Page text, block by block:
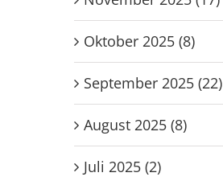
Oktober 2025 (8)
September 2025 (22)
August 2025 (8)
Juli 2025 (2)